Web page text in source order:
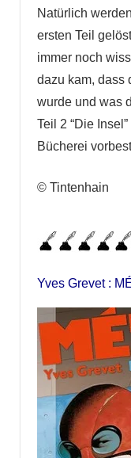
Natürlich
ersten Teil
immer noch
dazu kam, dass
wurde und was
Teil 2 “Die
Bücherei
© Tintenhain
Yves Grevet :